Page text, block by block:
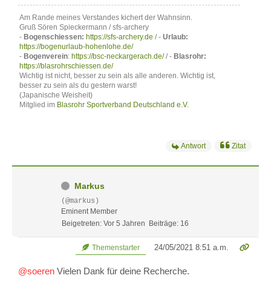
Am Rande meines Verstandes kichert der Wahnsinn.
Gruß Sören Spieckermann / sfs-archery
- Bogenschiessen: https://sfs-archery.de / - Urlaub:
https://bogenurlaub-hohenlohe.de/
- Bogenverein: https://bsc-neckargerach.de// - Blasrohr:
https://blasrohrschiessen.de/
Wichtig ist nicht, besser zu sein als alle anderen. Wichtig ist,
besser zu sein als du gestern warst!
(Japanische Weisheit)
Mitglied im Blasrohr Sportverband Deutschland e.V.
Antwort Zitat
Markus
(@markus)
Eminent Member
Beigetreten: Vor 5 Jahren
Beiträge: 16
Themenstarter 24/05/2021 8:51 a.m.
@soeren Vielen Dank für deine Recherche.